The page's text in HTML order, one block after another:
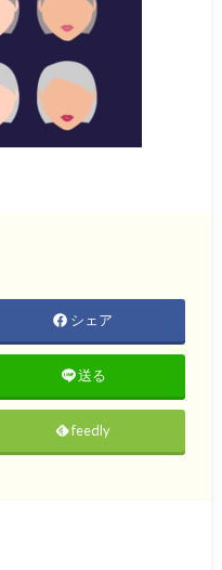
シェア
送る
feedly